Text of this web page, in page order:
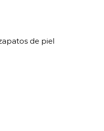
de piel